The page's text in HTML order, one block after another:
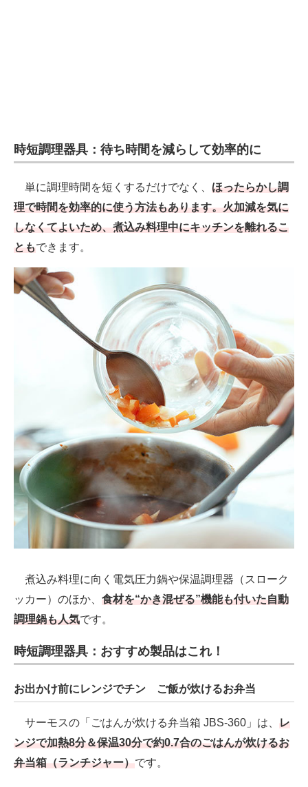
時短調理器具：待ち時間を減らして効率的に
単に調理時間を短くするだけでなく、 ほったらかし調
理で時間を効率的に使う方法もあります。火加減を気に
しなくてよいため、煮込み料理中にキッチンを離れるこ
ともできます。
煮込み料理に向く電気圧力鍋や保温調理器（スローク
ッカー）のほか、 食材を“かき混ぜる”機能も付いた自動
調理鍋も人気です。
時短調理器具：おすすめ製品はこれ！
お出かけ前にレンジでチン ご飯が炊けるお弁当
サーモスの「ごはんが炊ける弁当箱 JBS-360」は、 レ
ンジで加熱8分＆保温30分で約0.7合のごはんが炊けるお
弁当箱（ランチジャー）です。